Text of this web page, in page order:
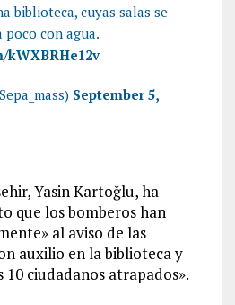
biblioteca, cuyas salas se
con agua.
September 5,
Yasin Kartoğlu, ha
que los bomberos han
al aviso de las
auxilio en la biblioteca y
10 ciudadanos atrapados».